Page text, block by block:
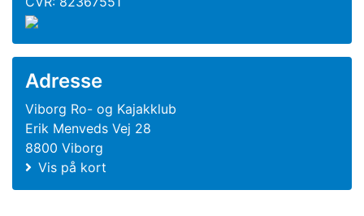
Adresse
Viborg Ro- og Kajakklub
Erik Menveds Vej 28
8800 Viborg
Vis på kort